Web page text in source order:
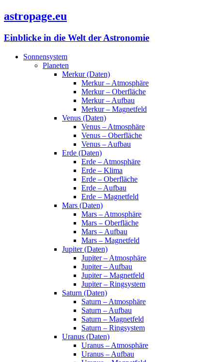
astropage.eu
Einblicke in die Welt der Astronomie
Sonnensystem
Planeten
Merkur (Daten)
Merkur – Atmosphäre
Merkur – Oberfläche
Merkur – Aufbau
Merkur – Magnetfeld
Venus (Daten)
Venus – Atmosphäre
Venus – Oberfläche
Venus – Aufbau
Erde (Daten)
Erde – Atmosphäre
Erde – Klima
Erde – Oberfläche
Erde – Aufbau
Erde – Magnetfeld
Mars (Daten)
Mars – Atmosphäre
Mars – Oberfläche
Mars – Aufbau
Mars – Magnetfeld
Jupiter (Daten)
Jupiter – Atmosphäre
Jupiter – Aufbau
Jupiter – Magnetfeld
Jupiter – Ringsystem
Saturn (Daten)
Saturn – Atmosphäre
Saturn – Aufbau
Saturn – Magnetfeld
Saturn – Ringsystem
Uranus (Daten)
Uranus – Atmosphäre
Uranus – Aufbau